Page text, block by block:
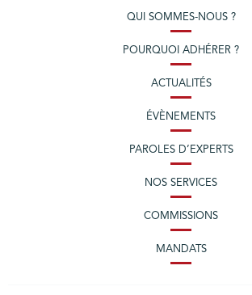
QUI SOMMES-NOUS ?
POURQUOI ADHÉRER ?
ACTUALITÉS
ÉVÈNEMENTS
PAROLES D’EXPERTS
NOS SERVICES
COMMISSIONS
MANDATS